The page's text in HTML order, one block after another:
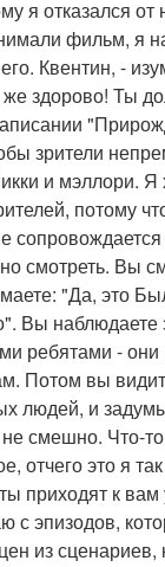
я отказался от
фильм, я
Квентин, -
здорово! Ты
зрители
и мэллори. Я
потому
смотреть. Вы
"Да, это
Вы наблюдаете
ребятами -
Потом вы
людей, и
не смешно. Что-
отчего это я
приходят к вам
с эпизодов,
из